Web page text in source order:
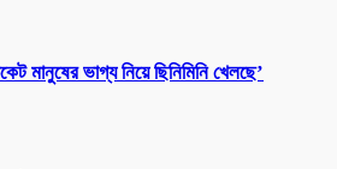
মানুষের ভাগ্য নিয়ে ছিনিমিনি খেলছে’